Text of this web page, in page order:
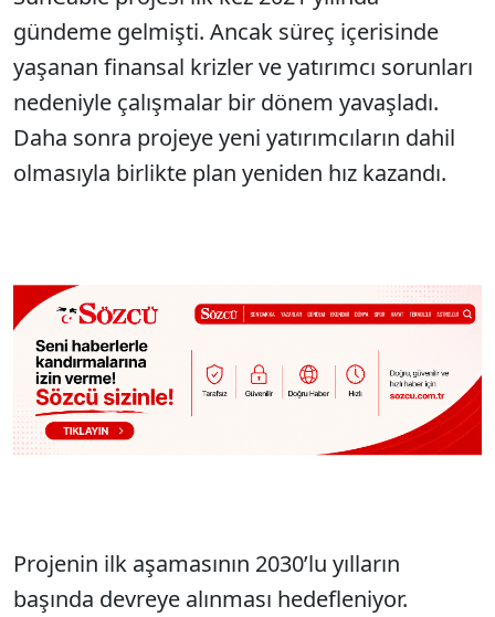
gündeme gelmişti. Ancak süreç içerisinde
yaşanan finansal krizler ve yatırımcı sorunları
nedeniyle çalışmalar bir dönem yavaşladı.
Daha sonra projeye yeni yatırımcıların dahil
olmasıyla birlikte plan yeniden hız kazandı.
Projenin ilk aşamasının 2030’lu yılların
başında devreye alınması hedefleniyor.